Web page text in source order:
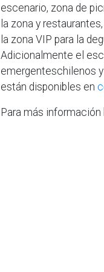
escenario, zona de
la zona y
la zona VIP para la
Adicionalmente el
emergenteschilenos
están disponibles en
Para más información